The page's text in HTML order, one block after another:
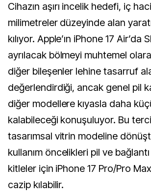
Cihazın aşırı incelik hedefi, iç
milimetreler düzeyinde alan
kılıyor. Apple’ın iPhone 17 Air’da
ayrılacak bölmeyi muhtemel
diğer bileşenler lehine tasarruf
değerlendirdiği, ancak genel pil
diğer modellere kıyasla daha
kalabileceği konuşuluyor. Bu
tasarımsal vitrin modeline
kullanım öncelikleri pil ve
kitleler için iPhone 17 Pro/Pro
cazip kılabilir.